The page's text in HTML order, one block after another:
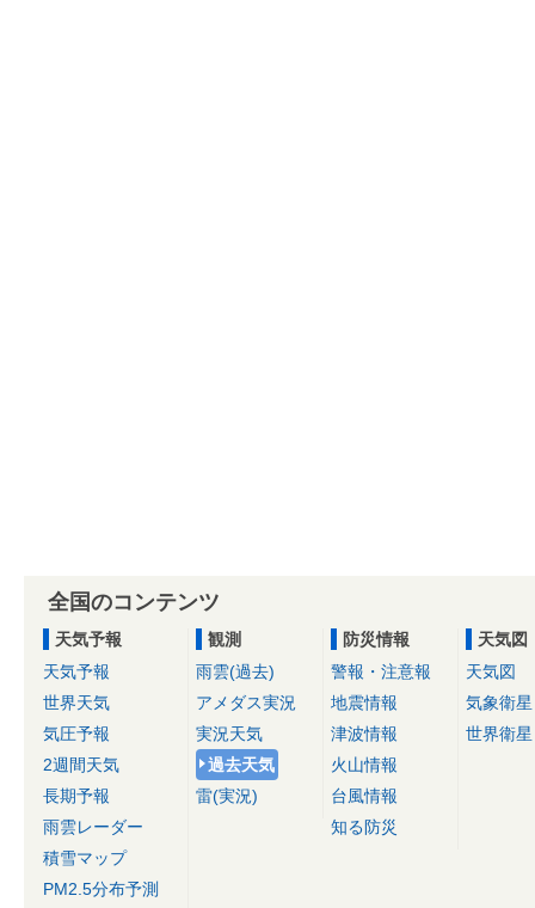
全国のコンテンツ
天気予報
天気予報
世界天気
気圧予報
2週間天気
長期予報
雨雲レーダー
積雪マップ
PM2.5分布予測
観測
雨雲(過去)
アメダス実況
実況天気
過去天気
雷(実況)
防災情報
警報・注意報
地震情報
津波情報
火山情報
台風情報
知る防災
天気図
天気図
気象衛星
世界衛星